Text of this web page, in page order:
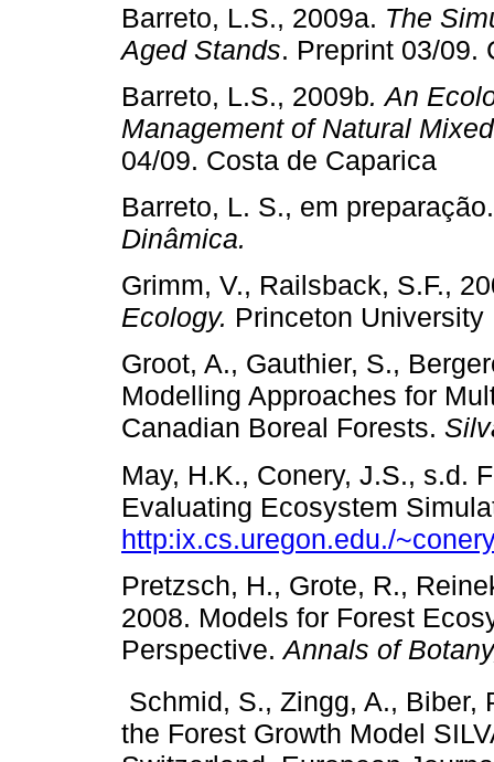
Barreto, L.S., 2009a. The
Aged Stands. Preprint 03/09.
Barreto, L.S., 2009b. An
Management of Natural
04/09. Costa de Caparica
Barreto, L. S., em
Dinâmica.
Grimm, V., Railsback, S.F.,
Ecology. Princeton
Groot, A., Gauthier, S.,
Modelling Approaches for
Canadian Boreal Forests.
May, H.K., Conery, J.S., s.d.
Evaluating Ecosystem
http:ix.cs.uregon.edu./
Pretzsch, H., Grote, R.,
2008. Models for Forest
Perspective.Annals of
Schmid, S., Zingg, A., Biber,
the Forest Growth Model